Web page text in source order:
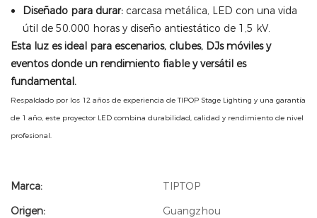
Diseñado para durar:carcasa metálica, LED con una vida
útil de 50.000 horas y diseño antiestático de 1,5 kV.
Esta luz es ideal para escenarios, clubes, DJs móviles y
eventos donde un rendimiento fiable y versátil es
fundamental.
Respaldado por los 12 años de experiencia de TIPOP Stage Lighting y una garantía
de 1 año, este proyector LED combina durabilidad, calidad y rendimiento de nivel
profesional.
Marca:
TIPTOP
Origen:
Guangzhou